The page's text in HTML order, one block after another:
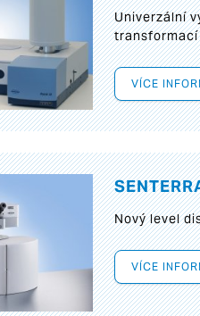
Univerzální
transformací
VÍCE
Nový level
VÍCE